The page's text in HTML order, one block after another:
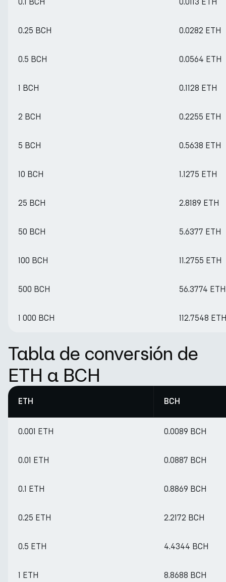
0.25 BCH 0.0282 ETH
0.5 BCH 0.0564 ETH
1 BCH 0.1128 ETH
2 BCH 0.2255 ETH
5 BCH 0.5638 ETH
10 BCH 1.1275 ETH
25 BCH 2.8189 ETH
50 BCH 5.6377 ETH
100 BCH 11.2755 ETH
500 BCH 56.3774 ETH
1 000 BCH 112.7548
Tabla de conversión de
ETH a BCH
ETH BCH
0.001 ETH 0.0089 BCH
0.01 ETH 0.0887 BCH
0.1 ETH 0.8869 BCH
0.25 ETH 2.2172 BCH
0.5 ETH 4.4344 BCH
1 ETH 8.8688 BCH